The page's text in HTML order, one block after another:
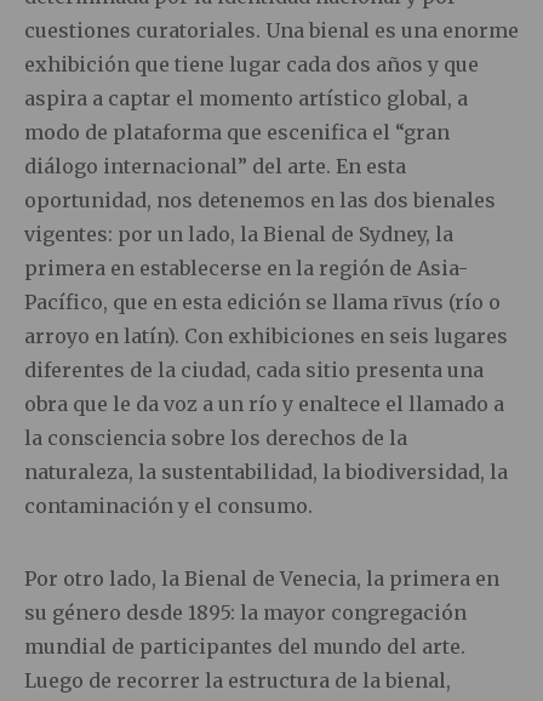
cuestiones curatoriales. Una bienal es una enorme
exhibición que tiene lugar cada dos años y que
aspira a captar el momento artístico global, a
modo de plataforma que escenifica el “gran
diálogo internacional” del arte. En esta
oportunidad, nos detenemos en las dos bienales
vigentes: por un lado, la Bienal de Sydney, la
primera en establecerse en la región de Asia-
Pacífico, que en esta edición se llama rīvus (río o
arroyo en latín). Con exhibiciones en seis lugares
diferentes de la ciudad, cada sitio presenta una
obra que le da voz a un río y enaltece el llamado a
la consciencia sobre los derechos de la
naturaleza, la sustentabilidad, la biodiversidad, la
contaminación y el consumo.
Por otro lado, la Bienal de Venecia, la primera en
su género desde 1895: la mayor congregación
mundial de participantes del mundo del arte.
Luego de recorrer la estructura de la bienal,